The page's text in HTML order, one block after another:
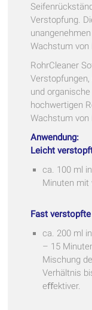
Verstopfung.
Wachstum von
RohrCleaner
Verstopfungen,
und
hochwertigen
Wachstum von
Anwendung:
Leicht
ca. 100 ml
Minuten mit
Fast
ca. 200 ml
– 15
Mischung
Verhältnis
eﬀektiver.